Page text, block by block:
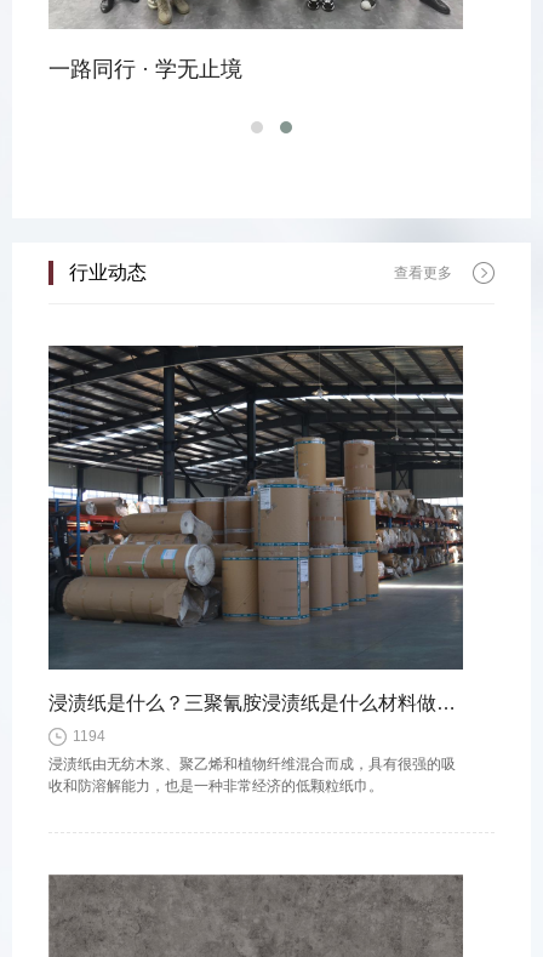
一路同行 · 学无止境
查看更多
行业动态
浸渍纸是什么？三聚氰胺浸渍纸是什么材料做成的？
1194
浸渍纸由无纺木浆、聚乙烯和植物纤维混合而成，具有很强的吸
收和防溶解能力，也是一种非常经济的低颗粒纸巾。